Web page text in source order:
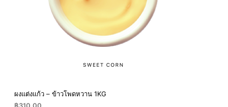
ผงแต่งแก้ว – ข้าวโพดหวาน 1KG